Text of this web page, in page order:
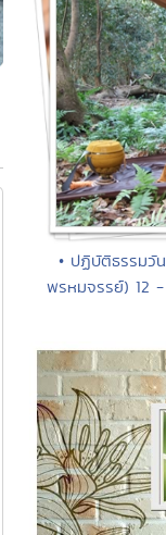
• ปฏิบัติธรรมวั
พรหมจรรย์) 12